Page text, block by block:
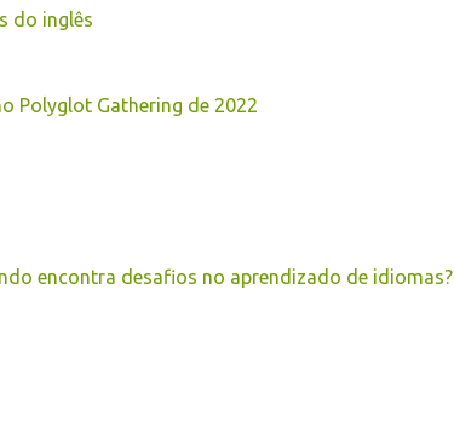
do inglês
Polyglot Gathering de 2022
encontra desafios no aprendizado de idiomas?